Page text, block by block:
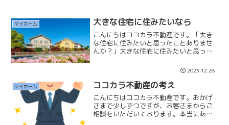
マイホーム 大きな住宅に住みたいなら
こんにちはココカラ不動産です。「大き
な住宅に住みたいと思ったことありませ
んか？」大きな住宅に住みたいと思って
まり大きいとは言えない「建売住宅」ば
かりだと思います。土地を購入して「注
文住宅」で建築しようとす...
2023.12.28
マイホーム ココカラ不動産の考え
こんにちはココカラ不動産です。おかげ
さまで少しずつですが、お客さまからご
相談をいただいております。本当にあり